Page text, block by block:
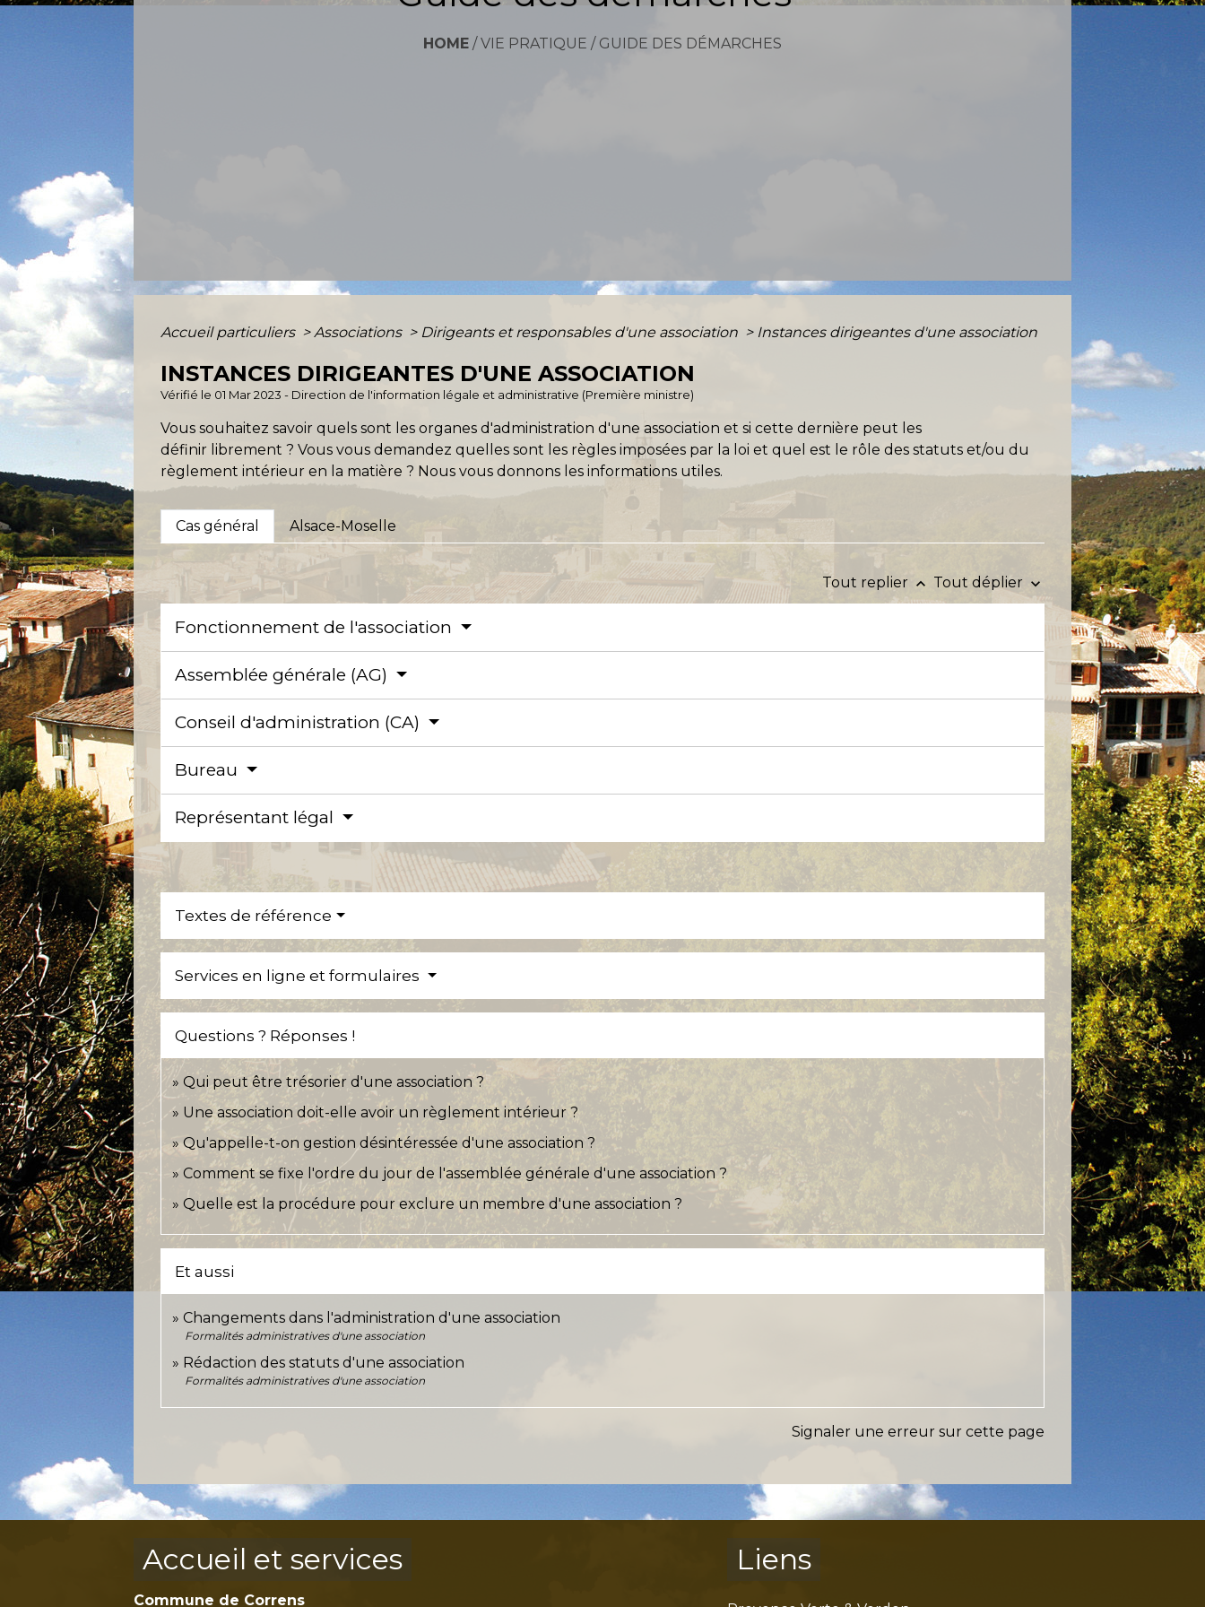
HOME /VIE PRATIQUE / GUIDE DES DÉMARCHES
Accueil particuliers > Associations > Dirigeants et responsables d'une association > Instances dirigeantes d'une association
INSTANCES DIRIGEANTES D'UNE ASSOCIATION
Vérifié le 01 Mar 2023 - Direction de l'information légale et administrative (Première ministre)
Vous souhaitez savoir quels sont les organes d'administration d'une association et si cette dernière peut les
définir librement ? Vous vous demandez quelles sont les règles imposées par la loi et quel est le rôle des statuts et/ou du
règlement intérieur en la matière ? Nous vous donnons les informations utiles.
Cas général Alsace-Moselle
Tout replier keyboard_arrow_up Tout déplier keyboard_arrow_down
Fonctionnement de l'association
Assemblée générale (AG)
Conseil d'administration (CA)
Bureau
Représentant légal
Textes de référence
Services en ligne et formulaires
Questions ? Réponses !
Qui peut être trésorier d'une association ?
Une association doit-elle avoir un règlement intérieur ?
Qu'appelle-t-on gestion désintéressée d'une association ?
Comment se fixe l'ordre du jour de l'assemblée générale d'une association ?
Quelle est la procédure pour exclure un membre d'une association ?
Et aussi
Changements dans l'administration d'une association
Formalités administratives d'une association
Rédaction des statuts d'une association
Formalités administratives d'une association
Signaler une erreur sur cette page
Accueil et services
Commune de Correns
Liens